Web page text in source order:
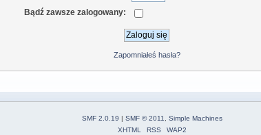
Bądź zawsze zalogowany:
Zapomniałeś hasła?
SMF 2.0.19 SMF © 2011, Simple Machines
XHTML
RSS WAP2